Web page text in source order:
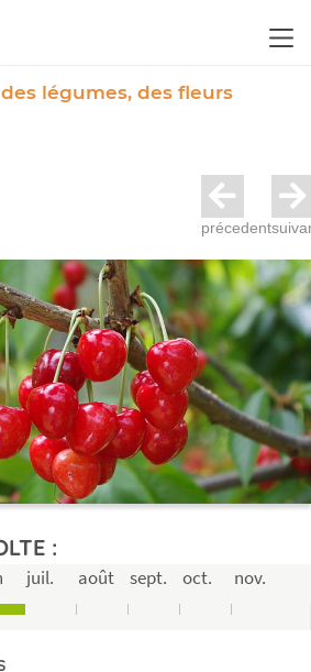
légumes, des fleurs
précedent
:
juil. août sept. oct. nov.
cookies